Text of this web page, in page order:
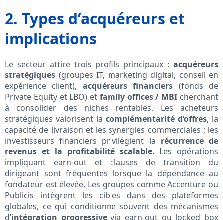
2. Types d’acquéreurs et
implications
Le secteur attire trois profils principaux : acquéreurs
stratégiques (groupes IT, marketing digital, conseil en
expérience client), acquéreurs financiers (fonds de
Private Equity et LBO) et family offices / MBI cherchant
à consolider des niches rentables. Les acheteurs
stratégiques valorisent la complémentarité d’offres, la
capacité de livraison et les synergies commerciales ; les
investisseurs financiers privilégient la récurrence de
revenus et la profitabilité scalable. Les opérations
impliquant earn-out et clauses de transition du
dirigeant sont fréquentes lorsque la dépendance au
fondateur est élevée. Les groupes comme Accenture ou
Publicis intègrent les cibles dans des plateformes
globales, ce qui conditionne souvent des mécanismes
d’intégration progressivevia earn-out ou locked box